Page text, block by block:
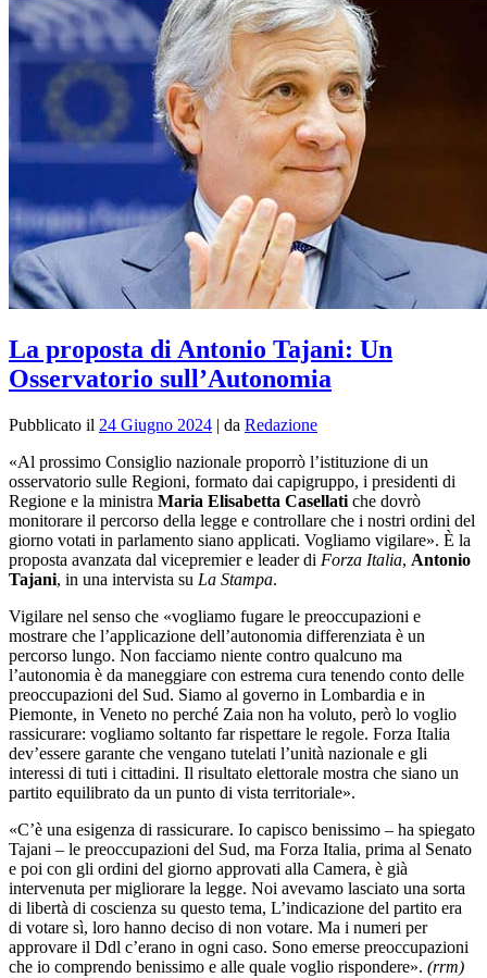
La proposta di Antonio Tajani: Un
Osservatorio sull’Autonomia
Pubblicato il 24 Giugno 2024 | da Redazione
«Al prossimo Consiglio nazionale proporrò l’istituzione di un
osservatorio sulle Regioni, formato dai capigruppo, i presidenti di
Regione e la ministra Maria Elisabetta Casellati che dovrò
monitorare il percorso della legge e controllare che i nostri ordini del
giorno votati in parlamento siano applicati. Vogliamo vigilare». È la
proposta avanzata dal vicepremier e leader di Forza Italia, Antonio
Tajani, in una intervista su La Stampa.
Vigilare nel senso che «vogliamo fugare le preoccupazioni e
mostrare che l’applicazione dell’autonomia differenziata è un
percorso lungo. Non facciamo niente contro qualcuno ma
l’autonomia è da maneggiare con estrema cura tenendo conto delle
preoccupazioni del Sud. Siamo al governo in Lombardia e in
Piemonte, in Veneto no perché Zaia non ha voluto, però lo voglio
rassicurare: vogliamo soltanto far rispettare le regole. Forza Italia
dev’essere garante che vengano tutelati l’unità nazionale e gli
interessi di tuti i cittadini. Il risultato elettorale mostra che siano un
partito equilibrato da un punto di vista territoriale».
«C’è una esigenza di rassicurare. Io capisco benissimo – ha spiegato
Tajani – le preoccupazioni del Sud, ma Forza Italia, prima al Senato
e poi con gli ordini del giorno approvati alla Camera, è già
intervenuta per migliorare la legge. Noi avevamo lasciato una sorta
di libertà di coscienza su questo tema, L’indicazione del partito era
di votare sì, loro hanno deciso di non votare. Ma i numeri per
approvare il Ddl c’erano in ogni caso. Sono emerse preoccupazioni
che io comprendo benissimo e alle quale voglio rispondere». (rrm)